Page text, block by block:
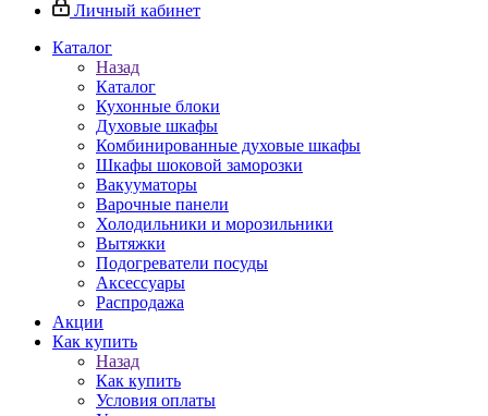
Личный кабинет
Каталог
Назад
Каталог
Кухонные блоки
Духовые шкафы
Комбинированные духовые шкафы
Шкафы шоковой заморозки
Вакууматоры
Варочные панели
Холодильники и морозильники
Вытяжки
Подогреватели посуды
Аксессуары
Распродажа
Акции
Как купить
Назад
Как купить
Условия оплаты